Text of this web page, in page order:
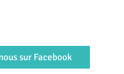
sur Facebook